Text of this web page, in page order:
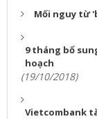
Mối nguy từ
9 tháng bổ
hoạch
(19/10/2018)
Vietcombank